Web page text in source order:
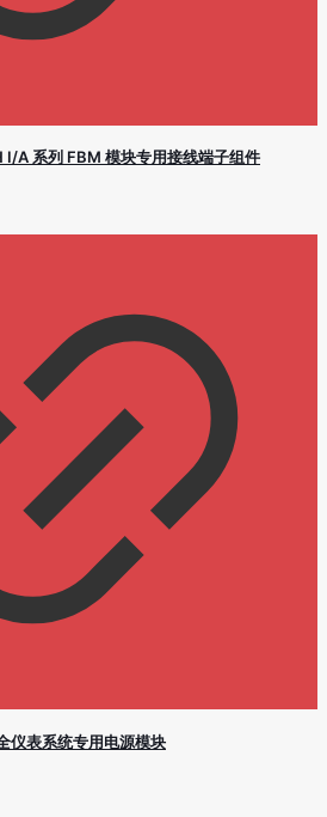
I/A 系列 FBM 模块专用接线端子组件
仪表系统专用电源模块